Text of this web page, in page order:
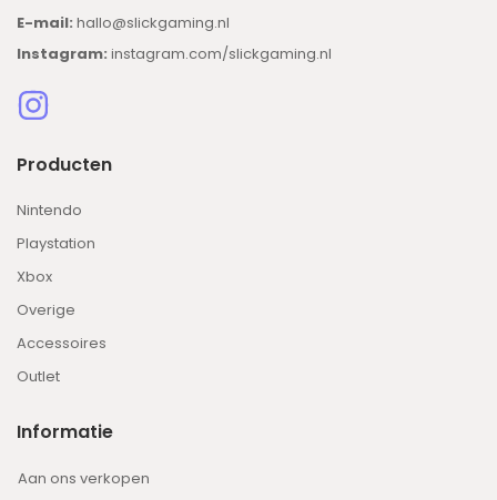
E-mail: hallo@slickgaming.nl
Instagram: instagram.com/slickgaming.nl
Producten
Nintendo
Playstation
Xbox
Overige
Accessoires
Outlet
Informatie
Aan ons verkopen